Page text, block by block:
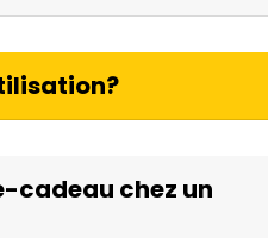
cadeau chez un